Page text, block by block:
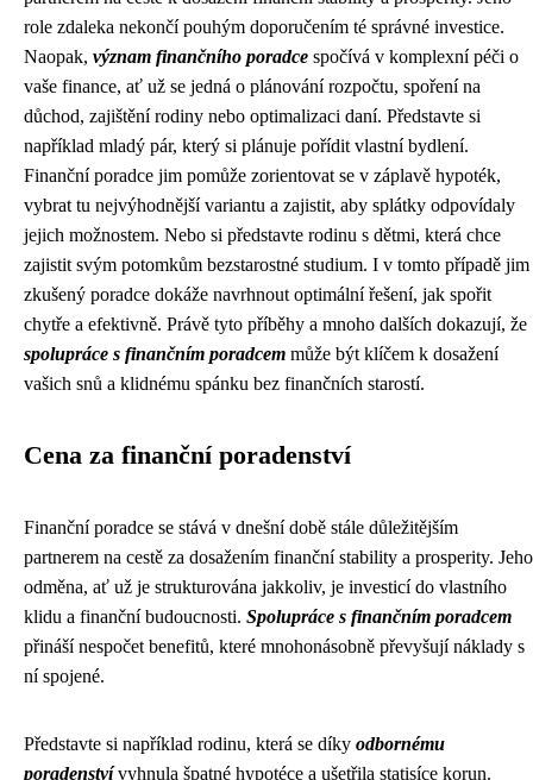
role zdaleka nekončí pouhým doporučením té správné investice.
Naopak, význam finančního poradce spočívá v komplexní péči o
vaše finance, ať už se jedná o plánování rozpočtu, spoření na
důchod, zajištění rodiny nebo optimalizaci daní. Představte si
například mladý pár, který si plánuje pořídit vlastní bydlení.
Finanční poradce jim pomůže zorientovat se v záplavě hypoték,
vybrat tu nejvýhodnější variantu a zajistit, aby splátky odpovídaly
jejich možnostem. Nebo si představte rodinu s dětmi, která chce
zajistit svým potomkům bezstarostné studium. I v tomto případě jim
zkušený poradce dokáže navrhnout optimální řešení, jak spořit
chytře a efektivně. Právě tyto příběhy a mnoho dalších dokazují, že
spolupráce s finančním poradcem může být klíčem k dosažení
vašich snů a klidnému spánku bez finančních starostí.
Cena za finanční poradenství
Finanční poradce se stává v dnešní době stále důležitějším
partnerem na cestě za dosažením finanční stability a prosperity. Jeho
odměna, ať už je strukturována jakkoliv, je investicí do vlastního
klidu a finanční budoucnosti. Spolupráce s finančním poradcem
přináší nespočet benefitů, které mnohonásobně převyšují náklady s
ní spojené.
Představte si například rodinu, která se díky odbornému
poradenstvívyhnula špatné hypotéce a ušetřila statisíce korun.